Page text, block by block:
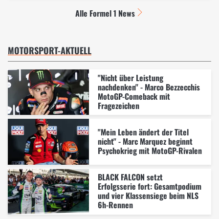
Alle Formel 1 News
MOTORSPORT-AKTUELL
"Nicht über Leistung
nachdenken" - Marco Bezzecchis
MotoGP-Comeback mit
Fragezeichen
"Mein Leben ändert der Titel
nicht" - Marc Marquez beginnt
Psychokrieg mit MotoGP-Rivalen
BLACK FALCON setzt
Erfolgsserie fort: Gesamtpodium
und vier Klassensiege beim NLS
6h-Rennen